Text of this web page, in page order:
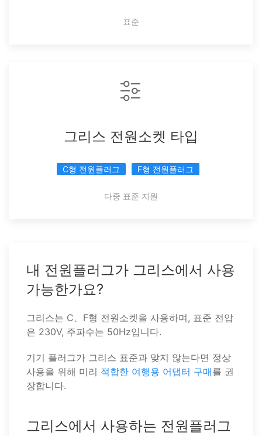
표준
그리스 전원소켓 타입
C형 전원플러그 F형 전원플러그
다중 표준 지원
내 전원플러그가 그리스에서 사용
가능한가요?
그리스는 C、F형 전원소켓을 사용하며, 표준 전압
은 230V, 주파수는 50Hz입니다.
기기 플러그가 그리스 표준과 맞지 않는다면 정상
사용을 위해 미리 적합한 여행용 어댑터 구매를 권
장합니다.
그리스에서 사용하는 전원플러그